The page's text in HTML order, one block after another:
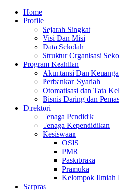
Skip
Primary
Menu
Home
Profile
Sejarah Singkat
Visi Dan Misi
Data Sekolah
Struktur Organisasi
Program Keahlian
Akuntansi Dan
Perbankan Syariah
Otomatisasi dan Tata
Bisnis Daring dan
Direktori
Tenaga Pendidik
Tenaga Kependidikan
Kesiswaan
OSIS
PMR
Paskibraka
Pramuka
Kelompok Ilmiah
Sarpras